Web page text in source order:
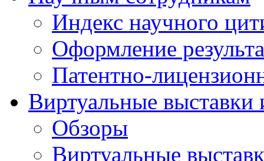
Индекс научного
Оформление
Патентно-
Виртуальные выставки
Обзоры
Виртуальные